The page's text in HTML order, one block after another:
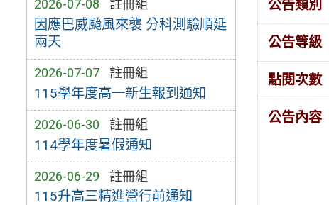
2026-07-08 註冊組
因應巴威颱風來襲 分科測驗順延
兩天
2026-07-07 註冊組
115學年度高一新生報到通知
2026-06-30 註冊組
114學年度暑假通知
2026-06-29 註冊組
115升高三精進營行前通知
公告類別
公告等級
點閱次數
公告內容